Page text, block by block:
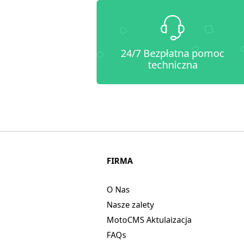
24/7 Bezpłatna pomoc
techniczna
FIRMA
O Nas
Nasze zalety
MotoCMS Aktulaizacja
FAQs